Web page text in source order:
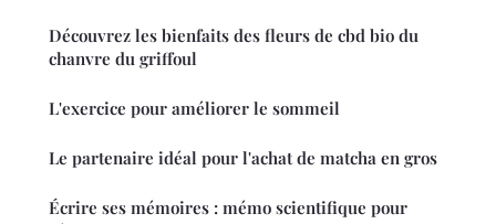
Découvrez les bienfaits des fleurs de cbd bio du
chanvre du griffoul
L'exercice pour améliorer le sommeil
Le partenaire idéal pour l'achat de matcha en gros
Écrire ses mémoires : mémo scientifique pour